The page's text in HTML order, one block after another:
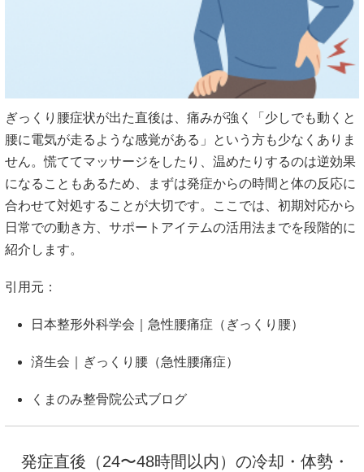
ぎっくり腰症状が出た直後は、痛みが強く「少しでも動くと
腰に電気が走るような感覚がある」という方も少なくありま
せん。慌ててマッサージをしたり、温めたりするのは逆効果
になることもあるため、まずは発症からの時間と体の反応に
合わせて対処することが大切です。ここでは、初期対応から
日常での動き方、サポートアイテムの活用法までを段階的に
紹介します。
引用元：
日本整形外科学会｜急性腰痛症（ぎっくり腰）
済生会｜ぎっくり腰（急性腰痛症）
くまのみ整骨院公式ブログ
発症直後（24〜48時間以内）の冷却・体勢・